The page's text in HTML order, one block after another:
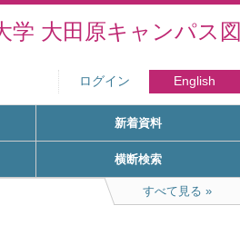
学 大田原キャンパス
ログイン English
新着資料
横断検索
すべて見る